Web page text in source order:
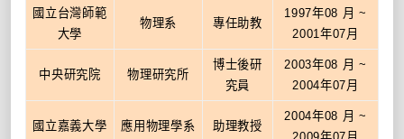
國立台灣師範
大學
物理系 專任助教
1997年08 月 ~
2001年07月
中央研究院 物理研究所
博士後研
究員
2003年08 月 ~
2004年07月
國立嘉義大學 應用物理學系 助理教授
2004年08 月 ~